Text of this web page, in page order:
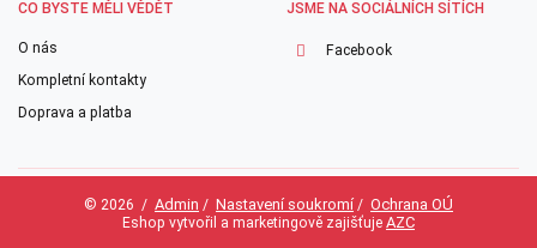
CO BYSTE MĚLI VĚDĚT
O nás
Kompletní kontakty
Doprava a platba
JSME NA SOCIÁLNÍCH SÍTÍCH
Facebook
© 2026 / Admin / Nastavení soukromí / Ochrana OÚ
Eshop vytvořil a marketingově zajišťuje AZC